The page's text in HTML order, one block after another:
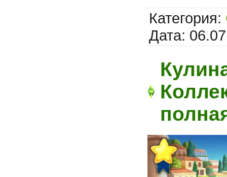
Категория:
Дата: